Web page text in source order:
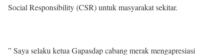
Social Responsibility (CSR) untuk masyarakat sekitar.
” Saya selaku ketua Gapasdap cabang merak mengapresiasi